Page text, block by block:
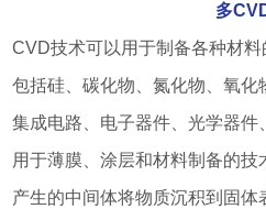
多
CVD技术可以用于制备各种材料
包括硅、碳化物、氮化物、氧化
集成电路、电子器件、光学器件
用于薄膜、涂层和材料制备的
产生的中间体将物质沉积到固体